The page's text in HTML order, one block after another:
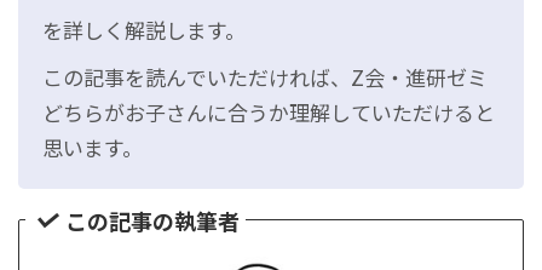
を詳しく解説します。
この記事を読んでいただければ、Z会・進研ゼミ
どちらがお子さんに合うか理解していただけると
思います。
この記事の執筆者